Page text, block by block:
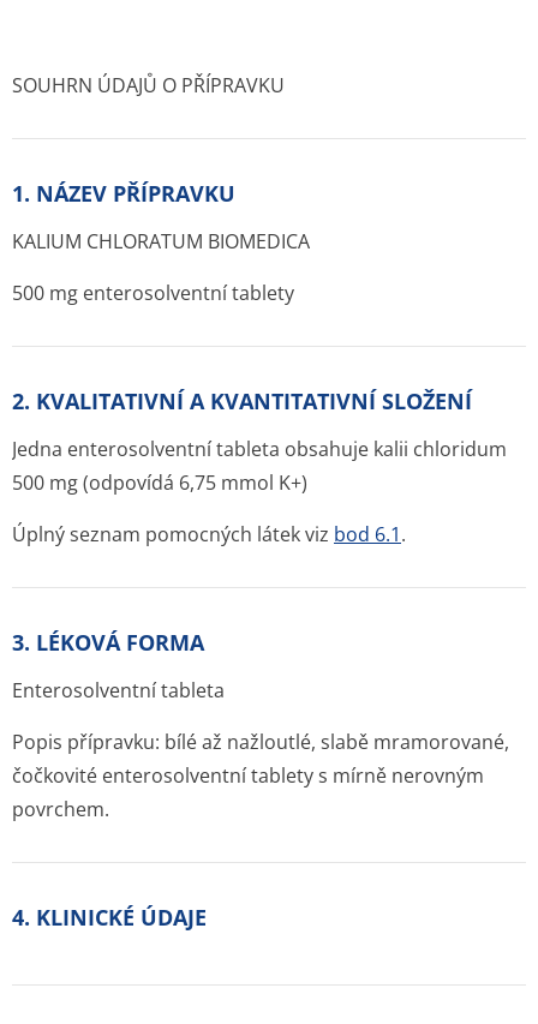
SOUHRN ÚDAJŮ O PŘÍPRAVKU
1. NÁZEV PŘÍPRAVKU
KALIUM CHLORATUM BIOMEDICA
500 mg enterosolventní tablety
2. KVALITATIVNÍ A KVANTITATIVNÍ SLOŽENÍ
Jedna enterosolventní tableta obsahuje kalii chloridum
500 mg (odpovídá 6,75 mmol K+)
Úplný seznam pomocných látek viz bod 6.1.
3. LÉKOVÁ FORMA
Enterosolventní tableta
Popis přípravku: bílé až nažloutlé, slabě mramorované,
čočkovité enterosolventní tablety s mírně nerovným
povrchem.
4. KLINICKÉ ÚDAJE